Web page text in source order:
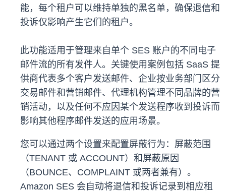
能，每个租户可以维持单独的黑名单，确保退信和
投诉仅影响产生它们的租户。
此功能适用于管理来自单个 SES 账户的不同电子
邮件流的所有发件人。关键使用案例包括 SaaS 提
供商代表多个客户发送邮件、企业按业务部门区分
交易邮件和营销邮件、代理机构管理不同品牌的营
销活动，以及任何不应因某个发送程序收到投诉而
影响其他程序邮件发送的应用场景。
您可以通过两个设置来配置屏蔽行为：屏蔽范围
（TENANT 或 ACCOUNT）和屏蔽原因
（BOUNCE、COMPLAINT 或两者兼有）。
Amazon SES 会自动将退信和投诉记录到相应租